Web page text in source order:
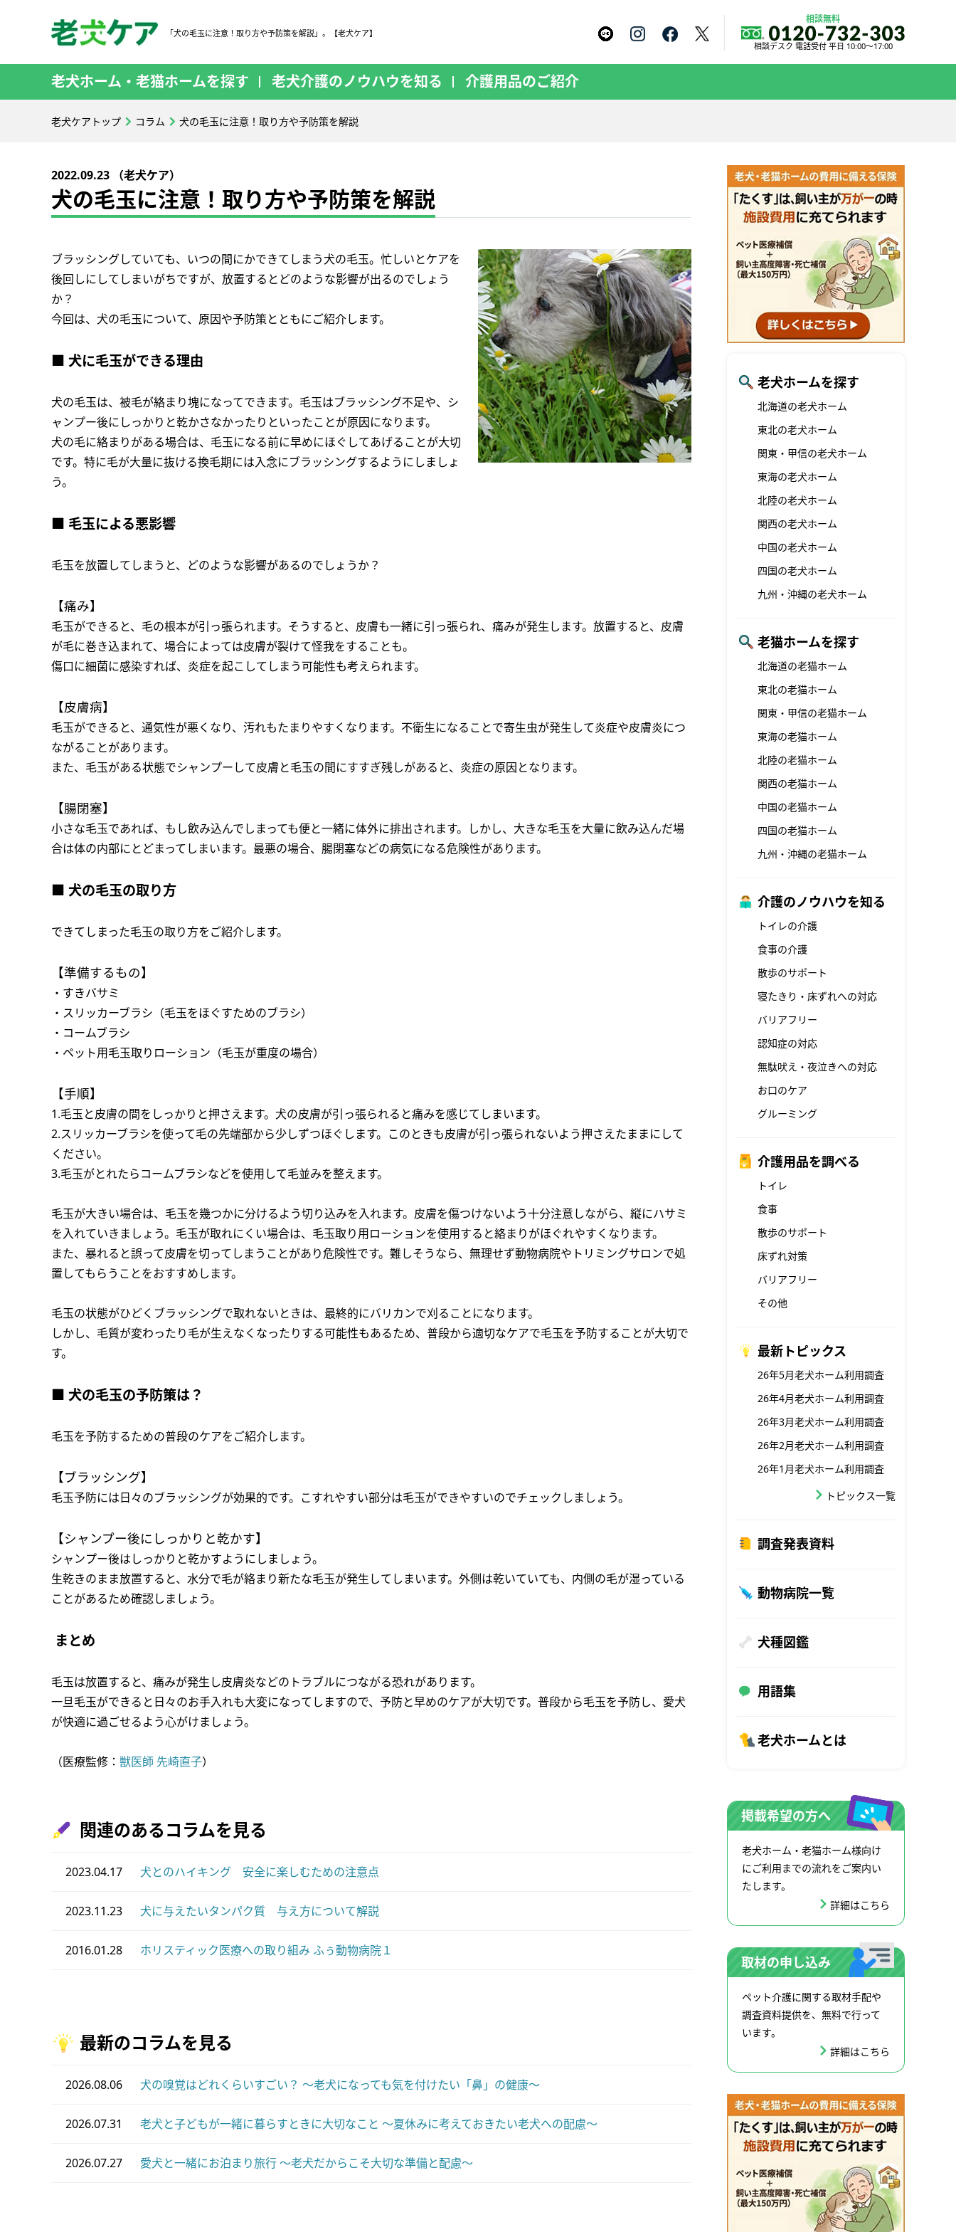
「犬の毛玉に注意！取り方や予防策を解説」。【老犬ケア】
相談無料
相談デスク 電話受付 平日 10:00～17:00
老犬ホーム・老猫ホームを探す 老犬介護のノウハウを知る 介護用品のご紹介
老犬ケアトップ コラム 犬の毛玉に注意！取り方や予防策を解説
2022.09.23 （老犬ケア）
犬の毛玉に注意！取り方や予防策を解説
ブラッシングしていても、いつの間にかできてしまう犬の毛玉。忙しいとケアを
後回しにしてしまいがちですが、放置するとどのような影響が出るのでしょう
か？
今回は、犬の毛玉について、原因や予防策とともにご紹介します。
■ 犬に毛玉ができる理由
犬の毛玉は、被毛が絡まり塊になってできます。毛玉はブラッシング不足や、シ
ャンプー後にしっかりと乾かさなかったりといったことが原因になります。
犬の毛に絡まりがある場合は、毛玉になる前に早めにほぐしてあげることが大切
です。特に毛が大量に抜ける換毛期には入念にブラッシングするようにしましょ
う。
■ 毛玉による悪影響
毛玉を放置してしまうと、どのような影響があるのでしょうか？
【痛み】
毛玉ができると、毛の根本が引っ張られます。そうすると、皮膚も一緒に引っ張られ、痛みが発生します。放置すると、皮膚
が毛に巻き込まれて、場合によっては皮膚が裂けて怪我をすることも。
傷口に細菌に感染すれば、炎症を起こしてしまう可能性も考えられます。
【皮膚病】
毛玉ができると、通気性が悪くなり、汚れもたまりやすくなります。不衛生になることで寄生虫が発生して炎症や皮膚炎につ
ながることがあります。
また、毛玉がある状態でシャンプーして皮膚と毛玉の間にすすぎ残しがあると、炎症の原因となります。
【腸閉塞】
小さな毛玉であれば、もし飲み込んでしまっても便と一緒に体外に排出されます。しかし、大きな毛玉を大量に飲み込んだ場
合は体の内部にとどまってしまいます。最悪の場合、腸閉塞などの病気になる危険性があります。
■ 犬の毛玉の取り方
できてしまった毛玉の取り方をご紹介します。
【準備するもの】
・すきバサミ
・スリッカーブラシ（毛玉をほぐすためのブラシ）
・コームブラシ
・ペット用毛玉取りローション（毛玉が重度の場合）
【手順】
1.毛玉と皮膚の間をしっかりと押さえます。犬の皮膚が引っ張られると痛みを感じてしまいます。
2.スリッカーブラシを使って毛の先端部から少しずつほぐします。このときも皮膚が引っ張られないよう押さえたままにして
ください。
3.毛玉がとれたらコームブラシなどを使用して毛並みを整えます。
毛玉が大きい場合は、毛玉を幾つかに分けるよう切り込みを入れます。皮膚を傷つけないよう十分注意しながら、縦にハサミ
を入れていきましょう。毛玉が取れにくい場合は、毛玉取り用ローションを使用すると絡まりがほぐれやすくなります。
また、暴れると誤って皮膚を切ってしまうことがあり危険性です。難しそうなら、無理せず動物病院やトリミングサロンで処
置してもらうことをおすすめします。
毛玉の状態がひどくブラッシングで取れないときは、最終的にバリカンで刈ることになります。
しかし、毛質が変わったり毛が生えなくなったりする可能性もあるため、普段から適切なケアで毛玉を予防することが大切で
す。
■ 犬の毛玉の予防策は？
毛玉を予防するための普段のケアをご紹介します。
【ブラッシング】
毛玉予防には日々のブラッシングが効果的です。こすれやすい部分は毛玉ができやすいのでチェックしましょう。
【シャンプー後にしっかりと乾かす】
シャンプー後はしっかりと乾かすようにしましょう。
生乾きのまま放置すると、水分で毛が絡まり新たな毛玉が発生してしまいます。外側は乾いていても、内側の毛が湿っている
ことがあるため確認しましょう。
まとめ
毛玉は放置すると、痛みが発生し皮膚炎などのトラブルにつながる恐れがあります。
一旦毛玉ができると日々のお手入れも大変になってしますので、予防と早めのケアが大切です。普段から毛玉を予防し、愛犬
が快適に過ごせるよう心がけましょう。
（医療監修： 獣医師 先崎直子）
関連のあるコラムを見る
2023.04.17 犬とのハイキング 安全に楽しむための注意点
2023.11.23 犬に与えたいタンパク質 与え方について解説
2016.01.28 ホリスティック医療への取り組み ふぅ動物病院１
最新のコラムを見る
2026.08.06 犬の嗅覚はどれくらいすごい？ ～老犬になっても気を付けたい「鼻」の健康～
2026.07.31 老犬と子どもが一緒に暮らすときに大切なこと ～夏休みに考えておきたい老犬への配慮～
2026.07.27 愛犬と一緒にお泊まり旅行 ～老犬だからこそ大切な準備と配慮～
老犬ホームを探す
北海道の老犬ホーム
東北の老犬ホーム
関東・甲信の老犬ホーム
東海の老犬ホーム
北陸の老犬ホーム
関西の老犬ホーム
中国の老犬ホーム
四国の老犬ホーム
九州・沖縄の老犬ホーム
老猫ホームを探す
北海道の老猫ホーム
東北の老猫ホーム
関東・甲信の老猫ホーム
東海の老猫ホーム
北陸の老猫ホーム
関西の老猫ホーム
中国の老猫ホーム
四国の老猫ホーム
九州・沖縄の老猫ホーム
介護のノウハウを知る
トイレの介護
食事の介護
散歩のサポート
寝たきり・床ずれへの対応
バリアフリー
認知症の対応
無駄吠え・夜泣きへの対応
お口のケア
グルーミング
介護用品を調べる
トイレ
食事
散歩のサポート
床ずれ対策
バリアフリー
その他
最新トピックス
26年5月老犬ホーム利用調査
26年4月老犬ホーム利用調査
26年3月老犬ホーム利用調査
26年2月老犬ホーム利用調査
26年1月老犬ホーム利用調査
トピックス一覧
調査発表資料
動物病院一覧
犬種図鑑
用語集
老犬ホームとは
掲載希望の方へ
老犬ホーム・老猫ホーム様向け
にご利用までの流れをご案内い
たします。
詳細はこちら
取材の申し込み
ペット介護に関する取材手配や
調査資料提供を、無料で行って
います。
詳細はこちら